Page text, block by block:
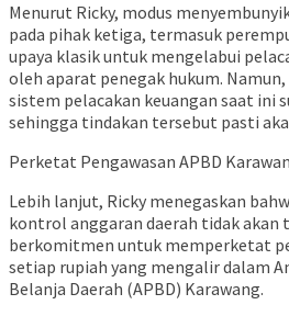
Menurut Ricky, modus
pada pihak ketiga, termasuk
upaya klasik untuk mengelabui
oleh aparat penegak hukum.
sistem pelacakan keuangan saat ini
sehingga tindakan tersebut pasti
Perketat Pengawasan APBD
Lebih lanjut, Ricky menegaskan
kontrol anggaran daerah tidak akan
berkomitmen untuk memperketat
setiap rupiah yang mengalir dalam
Belanja Daerah (APBD) Karawang.